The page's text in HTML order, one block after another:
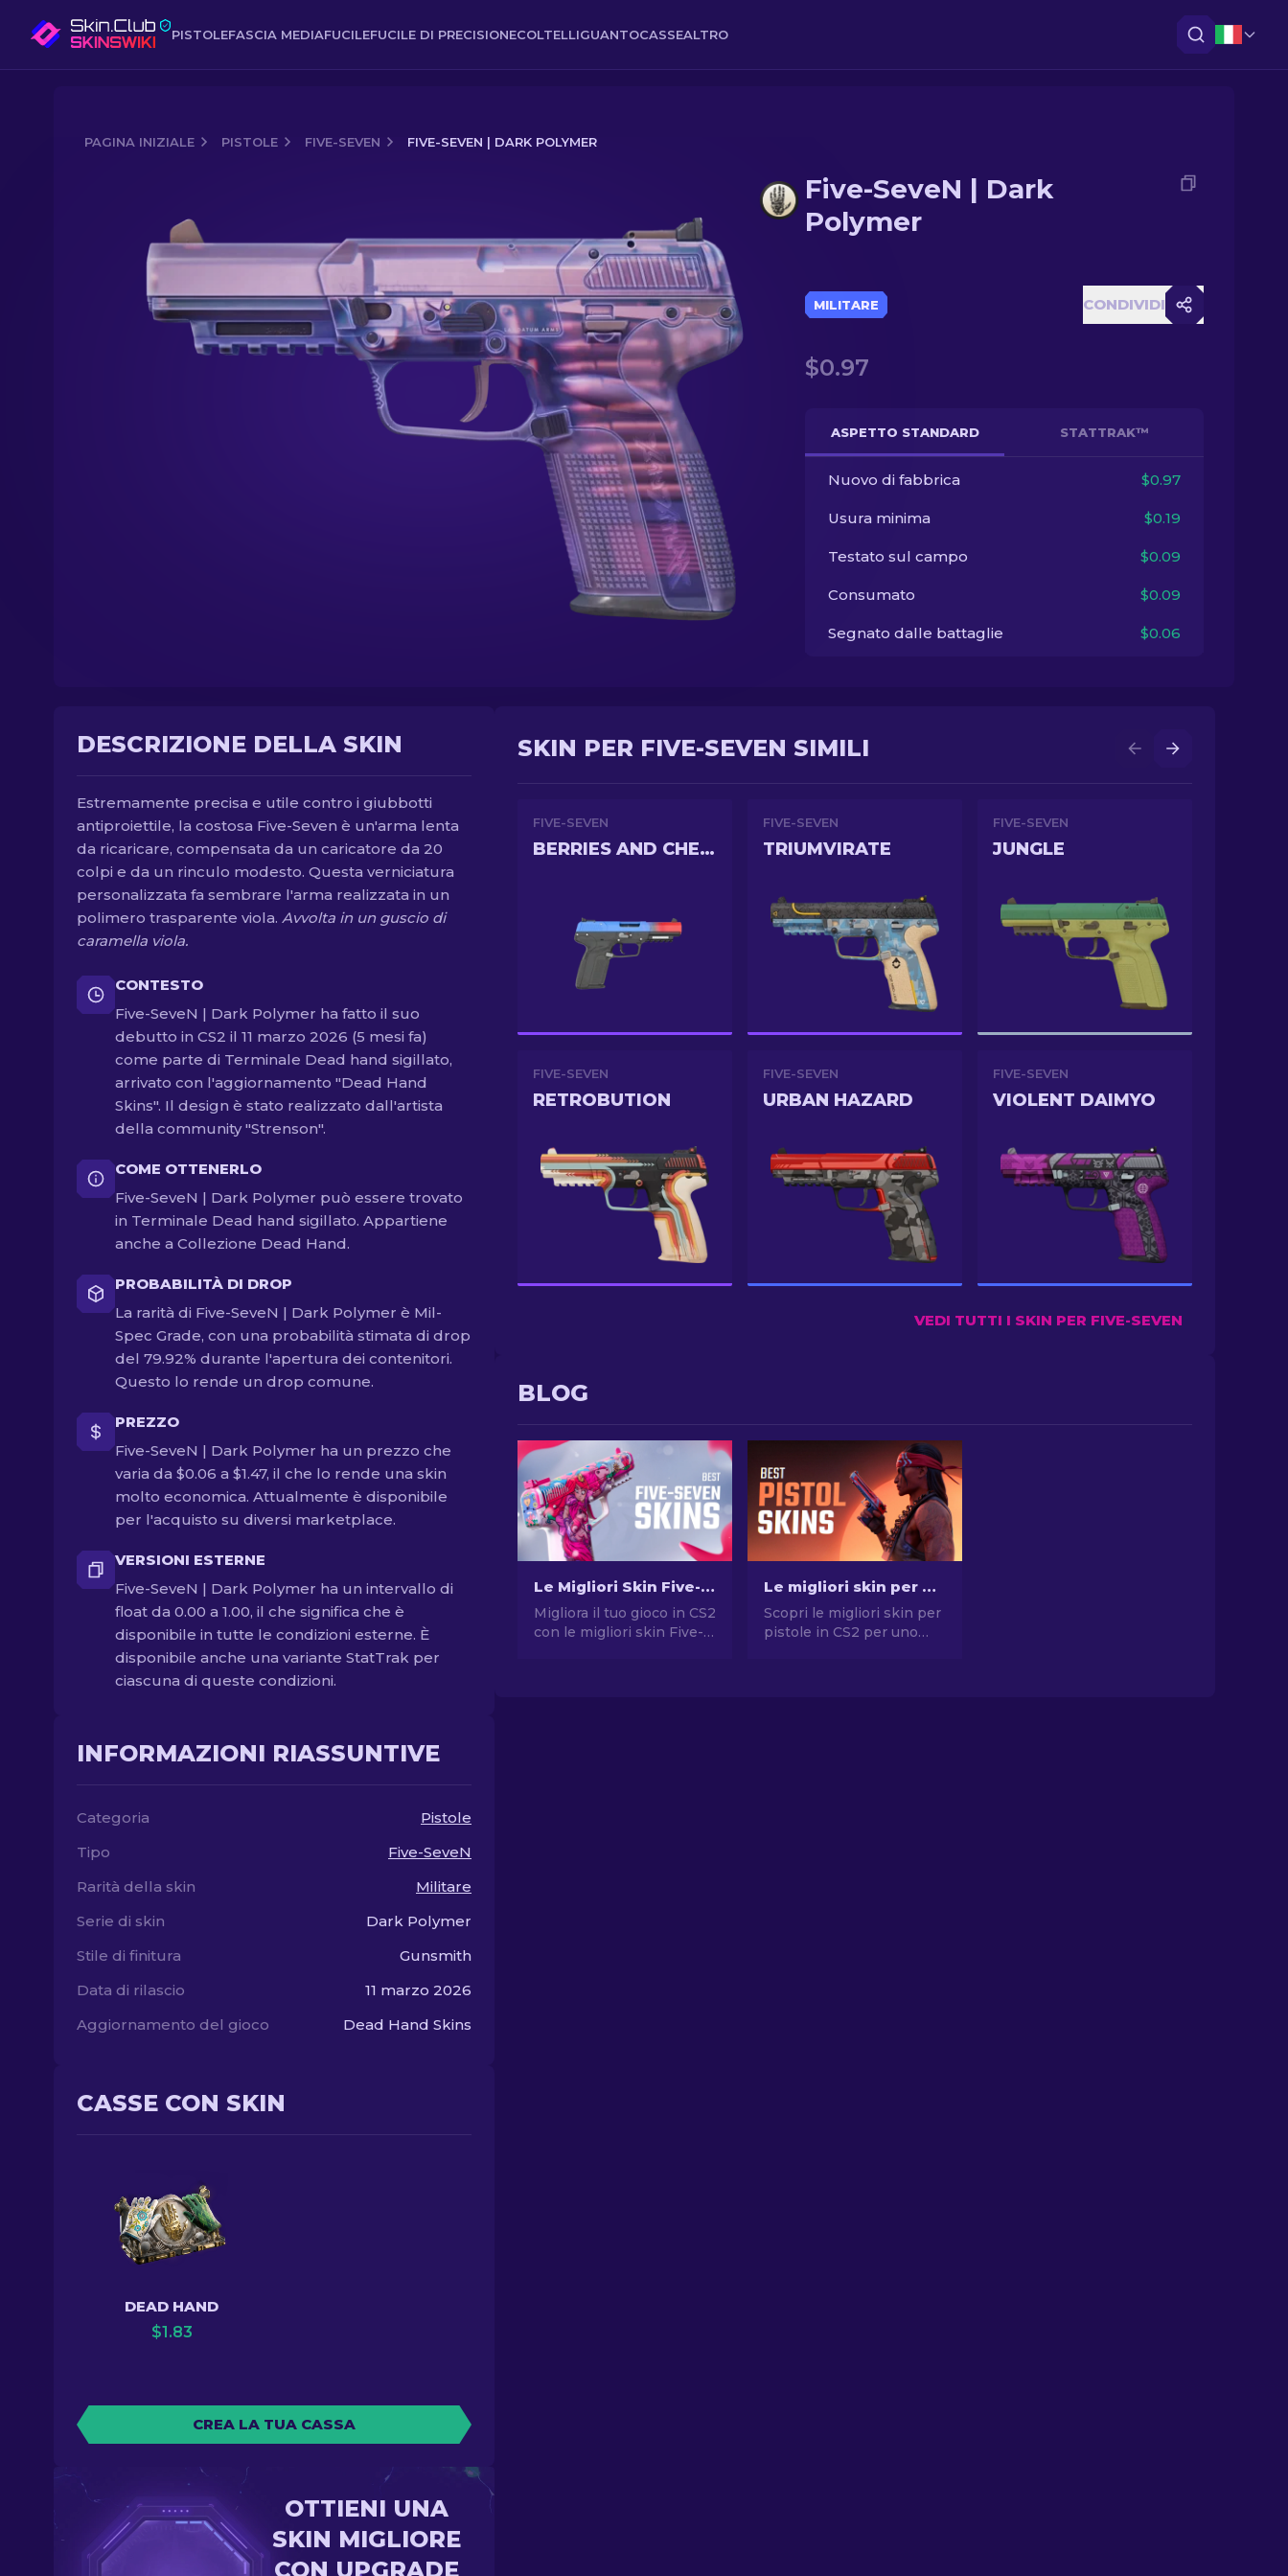
PISTOLEFASCIA MEDIAFUCILEFUCILE DI PRECISIONECOLTELLIGUANTOCASSEALTRO
PAGINA INIZIALE PISTOLE FIVE-SEVEN FIVE-SEVEN | DARK POLYMER
Five-SeveN | Dark
Polymer
MILITARE CONDIVIDI
$0.97
ASPETTO STANDARD STATTRAK™
Nuovo di fabbrica $0.97
Usura minima $0.19
Testato sul campo $0.09
Consumato $0.09
Segnato dalle battaglie $0.06
DESCRIZIONE DELLA SKIN
Estremamente precisa e utile contro i giubbotti
antiproiettile, la costosa Five-Seven è un'arma lenta
da ricaricare, compensata da un caricatore da 20
colpi e da un rinculo modesto. Questa verniciatura
personalizzata fa sembrare l'arma realizzata in un
polimero trasparente viola. Avvolta in un guscio di
caramella viola.
CONTESTO
Five-SeveN | Dark Polymer ha fatto il suo
debutto in CS2 il 11 marzo 2026 (5 mesi fa)
come parte di Terminale Dead hand sigillato,
arrivato con l'aggiornamento "Dead Hand
Skins". Il design è stato realizzato dall'artista
della community "Strenson".
COME OTTENERLO
Five-SeveN | Dark Polymer può essere trovato
in Terminale Dead hand sigillato. Appartiene
anche a Collezione Dead Hand.
PROBABILITÀ DI DROP
La rarità di Five-SeveN | Dark Polymer è Mil-
Spec Grade, con una probabilità stimata di drop
del 79.92% durante l'apertura dei contenitori.
Questo lo rende un drop comune.
PREZZO
Five-SeveN | Dark Polymer ha un prezzo che
varia da $0.06 a $1.47, il che lo rende una skin
molto economica. Attualmente è disponibile
per l'acquisto su diversi marketplace.
VERSIONI ESTERNE
Five-SeveN | Dark Polymer ha un intervallo di
float da 0.00 a 1.00, il che significa che è
disponibile in tutte le condizioni esterne. È
disponibile anche una variante StatTrak per
ciascuna di queste condizioni.
INFORMAZIONI RIASSUNTIVE
Categoria
Pistole
Tipo
Five-SeveN
Rarità della skin
Militare
Serie di skin
Dark Polymer
Stile di finitura
Gunsmith
Data di rilascio
11 marzo 2026
Aggiornamento del gioco
Dead Hand Skins
CASSE CON SKIN
DEAD HAND
$1.83
CREA LA TUA CASSA
OTTIENI UNA
SKIN MIGLIORE
CON UPGRADE
SKIN PER FIVE-SEVEN SIMILI
FIVE-SEVEN
BERRIES AND CHERRIES
FIVE-SEVEN
TRIUMVIRATE
FIVE-SEVEN
JUNGLE
FIVE-SEVEN
RETROBUTION
FIVE-SEVEN
URBAN HAZARD
FIVE-SEVEN
VIOLENT DAIMYO
VEDI TUTTI I SKIN PER FIVE-SEVEN
BLOG
Le Migliori Skin Five-SeveN in CS2 [2026]
Migliora il tuo gioco in CS2
con le migliori skin Five-
Le migliori skin per pistola in CS2 [2026]
Scopri le migliori skin per
pistole in CS2 per uno